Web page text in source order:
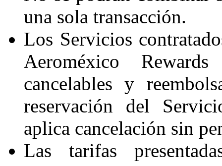
una sola transacción.
Los Servicios
Aeroméxico
cancelables y
reservación del
aplica cancelación sin
Las tarifas